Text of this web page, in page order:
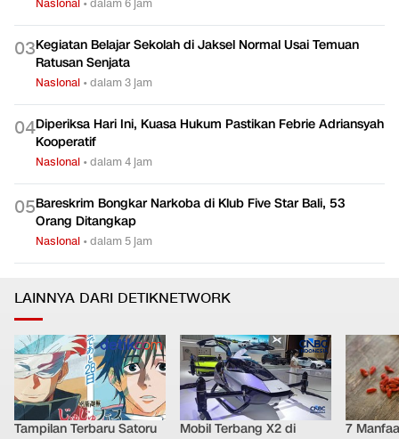
0 2
Dibawa ke Kejagung
Nasional•dalam 6 jam
0 3
Ratusan Senjata
Nasional•dalam 3 jam
04
Kooperatif
Nasional•dalam 4 jam
Nasional •dalam 5 jam
LAINNYA DARI DETIKNETWORK